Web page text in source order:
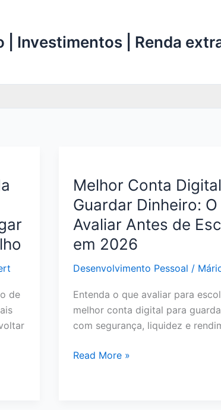
| Investimentos | Renda
de
Melhor Conta
Guardar Dinheiro: O
Avaliar Antes de
em 2026
Desenvolvimento Pessoal /
Entenda o que avaliar para
melhor conta digital para
com segurança, liquidez e
Melhor
Read More »